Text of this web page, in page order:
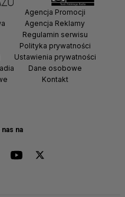
na
Agencja Promocji
Agencja Reklamy
Regulamin serwisu
Polityka prywatności
Ustawienia prywatności
Dane osobowe
Kontakt